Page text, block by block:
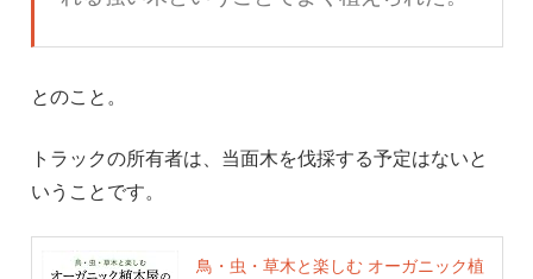
とのこと。
トラックの所有者は、当面木を伐採する予定はないと
いうことです。
鳥・虫・草木と楽しむ オーガニック植